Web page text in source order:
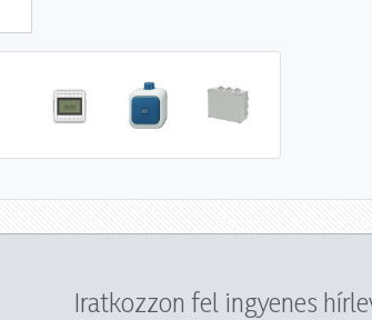
Iratkozzon fel ingyenes